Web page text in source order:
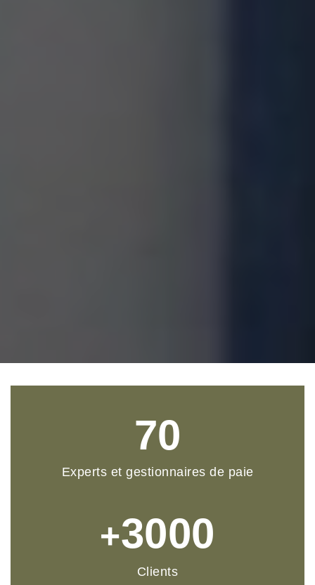
70
Experts et gestionnaires de paie
+3000
Clients